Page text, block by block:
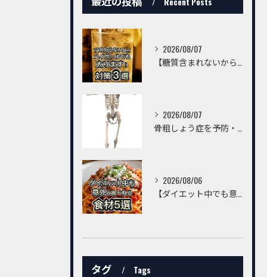
2026/08/07
2026/08/07
2026/08/06
タグ Tags